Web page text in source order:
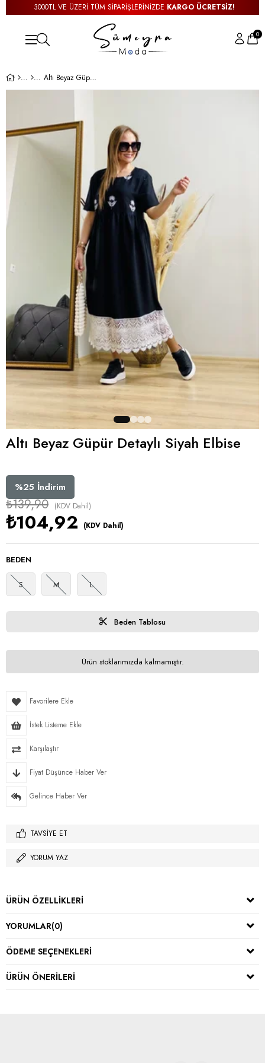
3000TL VE ÜZERİ TÜM SİPARİŞLERİNİZDEKARGO ÜCRETSİZ!
0
Altı Beyaz Güpür Detaylı Siyah Elbise
Altı Beyaz Güpür Detaylı Siyah Elbise
%25 İndirim
₺139,90 (KDV Dahil)
₺104,92 (KDV Dahil)
BEDEN
S M L
Beden Tablosu
Ürün stoklarımızda kalmamıştır.
Favorilere Ekle
İstek Listeme Ekle
Karşılaştır
Fiyat Düşünce Haber Ver
Gelince Haber Ver
TAVSIYE ET
YORUM YAZ
ÜRÜN ÖZELLIKLERI
YORUMLAR(0)
ÖDEME SEÇENEKLERI
ÜRÜN ÖNERILERI